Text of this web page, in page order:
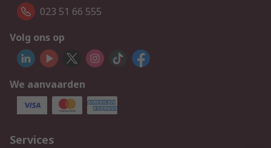
023 51 66 555
Volg ons op
We aanvaarden
Services